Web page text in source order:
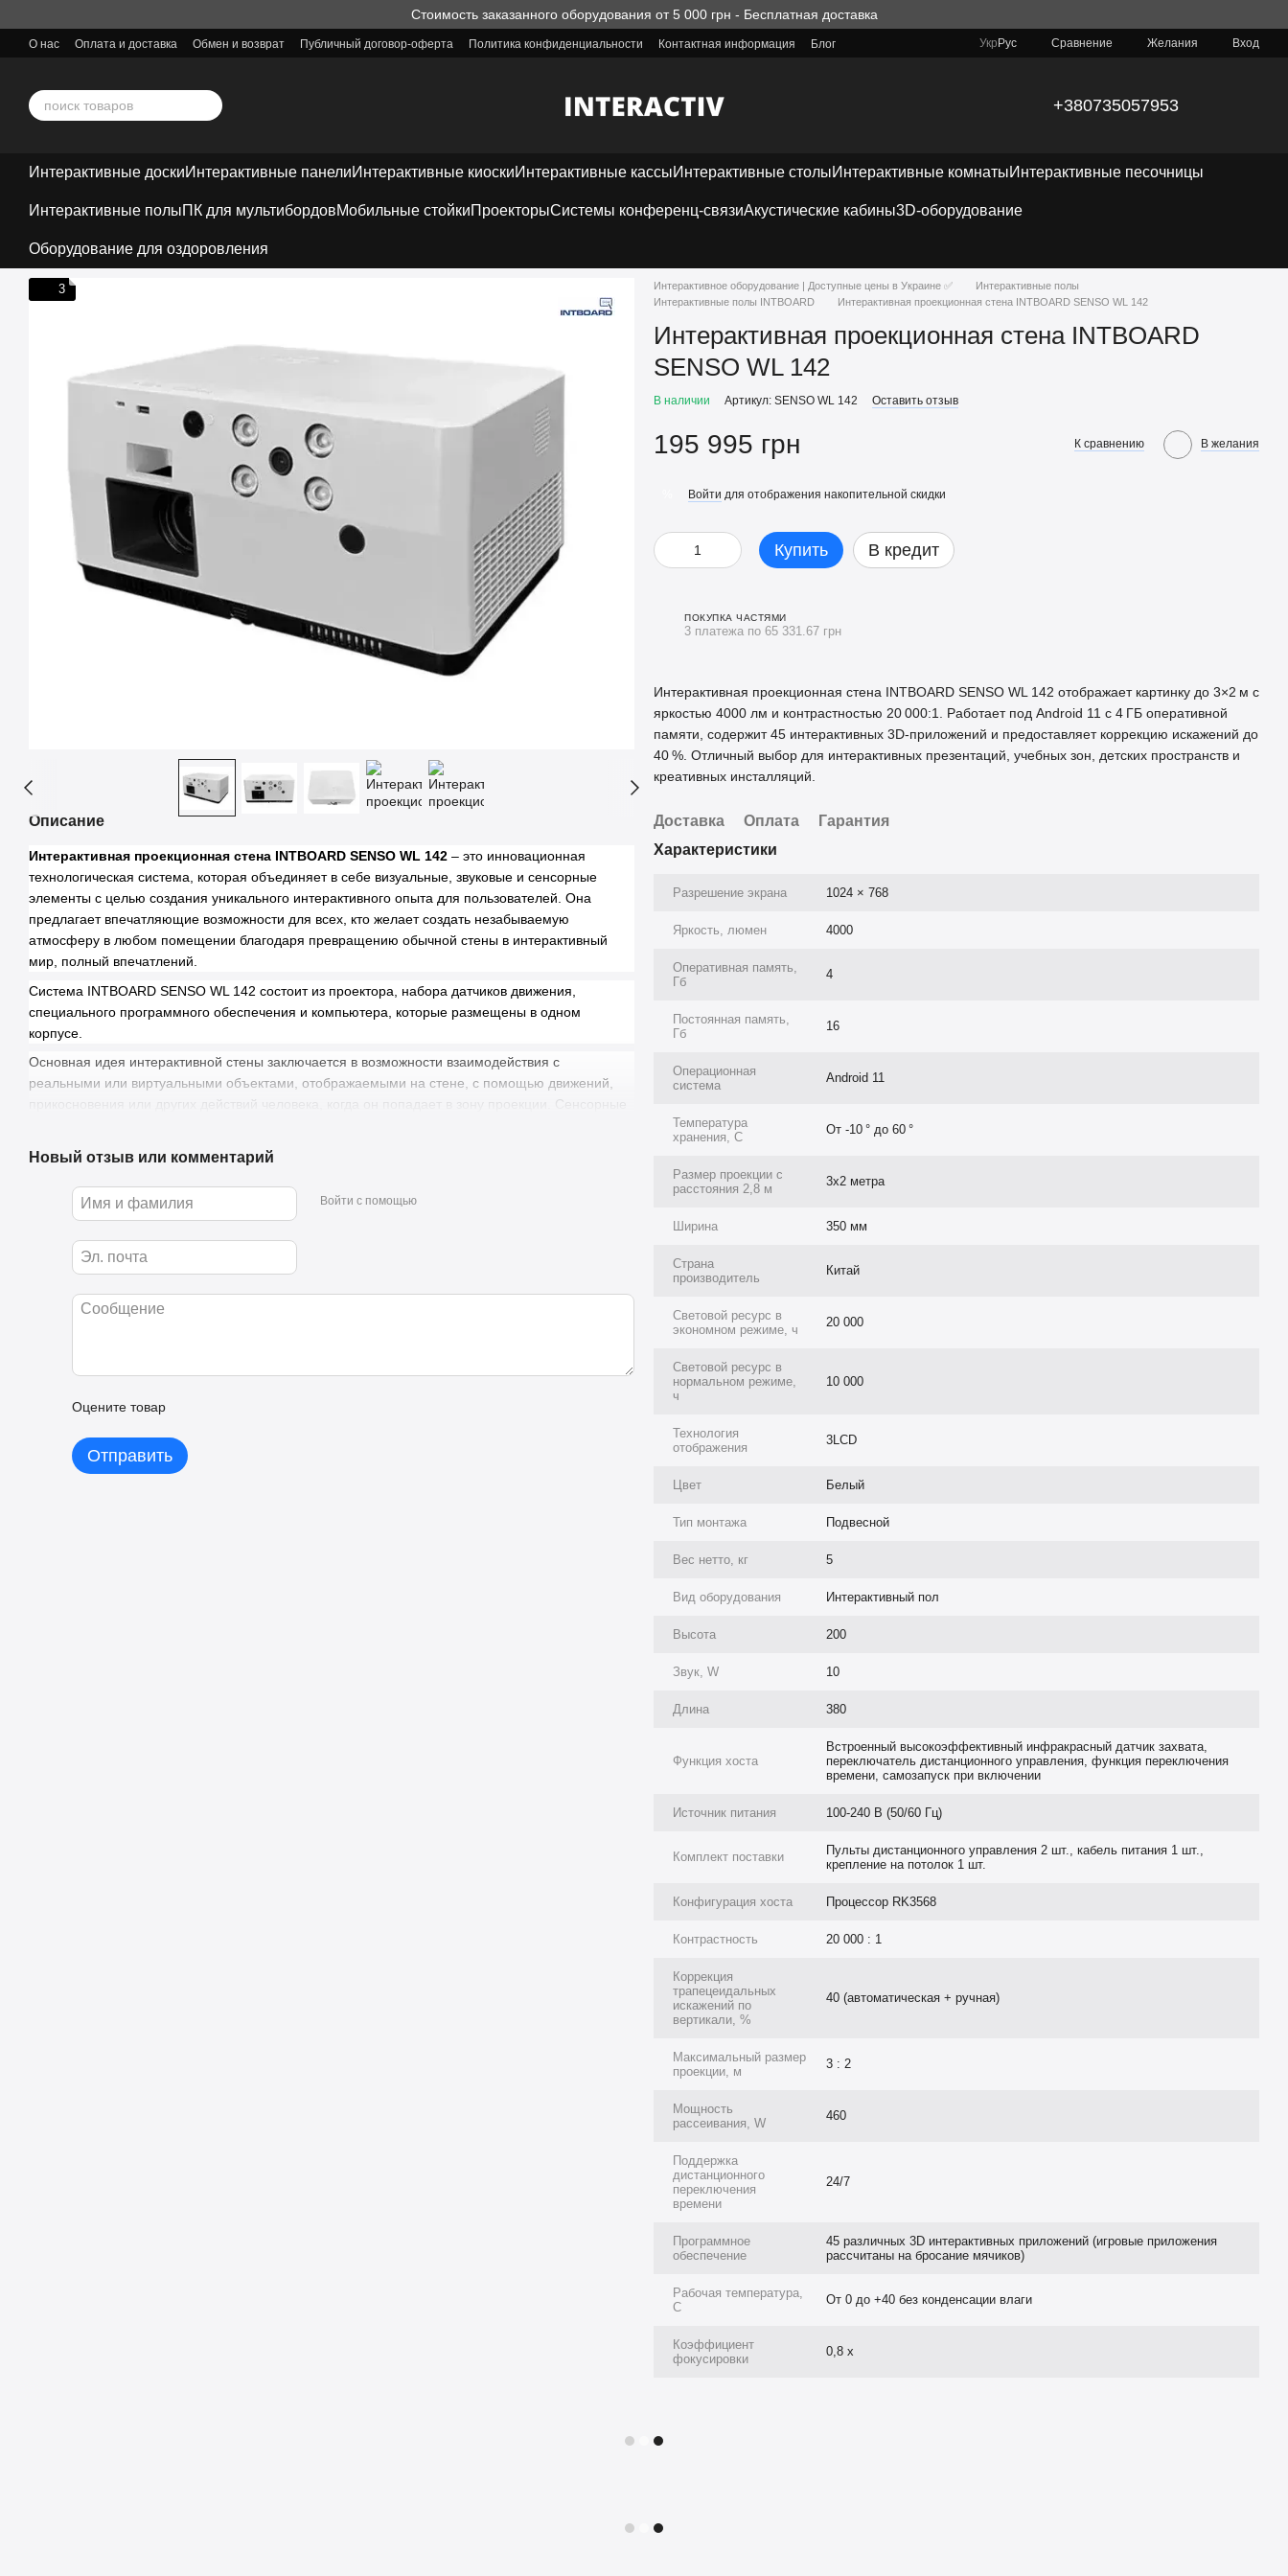
Стоимость заказанного оборудования от 5 000 грн - Бесплатная доставка
О нас Оплата и доставка Обмен и возврат Публичный договор-оферта Политика конфиденциальности Контактная информация Блог Укр Рус Сравнение Желания Вход
+380735057953
Интерактивные доскиИнтерактивные панелиИнтерактивные киоскиИнтерактивные кассыИнтерактивные столыИнтерактивные комнатыИнтерактивные песочницы
Интерактивные полыПК для мультибордовМобильные стойкиПроекторыСистемы конференц-связиАкустические кабины3D-оборудование
Оборудование для оздоровления
3
Описание
Интерактивная проекционная стена INTBOARD SENSO WL 142 – это инновационная
технологическая система, которая объединяет в себе визуальные, звуковые и сенсорные
элементы с целью создания уникального интерактивного опыта для пользователей. Она
предлагает впечатляющие возможности для всех, кто желает создать незабываемую
атмосферу в любом помещении благодаря превращению обычной стены в интерактивный
мир, полный впечатлений.
Система INTBOARD SENSO WL 142 состоит из проектора, набора датчиков движения,
специального программного обеспечения и компьютера, которые размещены в одном
корпусе.
Основная идея интерактивной стены заключается в возможности взаимодействия с
реальными или виртуальными объектами, отображаемыми на стене, с помощью движений,
прикосновения или других действий человека, когда он попадает в зону проекции. Сенсорные
движения и действия пользователей, трансформируя обычную стену в «живую» картинку.
Высокая разрешающая способность
Новый отзыв или комментарий
Войти с помощью
Оцените товар
Отправить
Интерактивное оборудование | Доступные цены в Украине ✅
Интерактивные полы
Интерактивные полы INTBOARD
Интерактивная проекционная стена INTBOARD SENSO WL 142
Интерактивная проекционная стена INTBOARD
SENSO WL 142
В наличии Артикул: SENSO WL 142 Оставить отзыв
195 995 грн К сравнению В желания
Войти для отображения накопительной скидки
Купить В кредит
ПОКУПКА ЧАСТЯМИ
3 платежа по 65 331.67 грн
Интерактивная проекционная стена INTBOARD SENSO WL 142 отображает картинку до 3×2 м с
яркостью 4000 лм и контрастностью 20 000:1. Работает под Android 11 с 4 ГБ оперативной
памяти, содержит 45 интерактивных 3D‑приложений и предоставляет коррекцию искажений до
40 %. Отличный выбор для интерактивных презентаций, учебных зон, детских пространств и
креативных инсталляций.
Доставка Оплата
Гарантия
Характеристики
Разрешение экрана 1024 × 768
Яркость, люмен 4000
Оперативная память,
Гб
4
Постоянная память,
Гб
16
Операционная
система
Android 11
Температура
хранения, C
От -10 ° до 60 °
Размер проекции с
расстояния 2,8 м
3х2 метра
Ширина 350 мм
Страна
производитель
Китай
Световой ресурс в
экономном режиме, ч
20 000
Световой ресурс в
нормальном режиме,
ч
10 000
Технология
отображения
3LCD
Цвет Белый
Тип монтажа Подвесной
Вес нетто, кг 5
Вид оборудования Интерактивный пол
Высота 200
Звук, W 10
Длина 380
Функция хоста
Встроенный высокоэффективный инфракрасный датчик захвата,
переключатель дистанционного управления, функция переключения
времени, самозапуск при включении
Источник питания 100-240 В (50/60 Гц)
Комплект поставки
Пульты дистанционного управления 2 шт., кабель питания 1 шт.,
крепление на потолок 1 шт.
Конфигурация хоста Процессор RK3568
Контрастность 20 000 : 1
Коррекция
трапецеидальных
искажений по
вертикали, %
40 (автоматическая + ручная)
Максимальный размер
проекции, м
3 : 2
Мощность
рассеивания, W
460
Поддержка
дистанционного
переключения
времени
24/7
Программное
обеспечение
45 различных 3D интерактивных приложений (игровые приложения
рассчитаны на бросание мячиков)
Рабочая температура,
C
От 0 до +40 без конденсации влаги
Коэффициент
фокусировки
0,8 х